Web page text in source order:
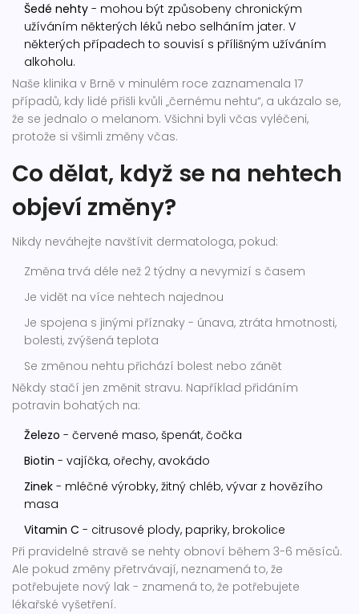
Šedé nehty - mohou být způsobeny chronickým
užíváním některých léků nebo selháním jater. V
některých případech to souvisí s přílišným užíváním
alkoholu.
Naše klinika v Brně v minulém roce zaznamenala 17
případů, kdy lidé přišli kvůli „černému nehtu“, a ukázalo se,
že se jednalo o melanom. Všichni byli včas vyléčeni,
protože si všimli změny včas.
Co dělat, když se na nehtech
objeví změny?
Nikdy neváhejte navštívit dermatologa, pokud:
Změna trvá déle než 2 týdny a nevymizí s časem
Je vidět na více nehtech najednou
Je spojena s jinými příznaky - únava, ztráta hmotnosti,
bolesti, zvýšená teplota
Se změnou nehtu přichází bolest nebo zánět
Někdy stačí jen změnit stravu. Například přidáním
potravin bohatých na:
Železo - červené maso, špenát, čočka
Biotin - vajíčka, ořechy, avokádo
Zinek - mléčné výrobky, žitný chléb, vývar z hovězího
masa
Vitamin C - citrusové plody, papriky, brokolice
Při pravidelné stravě se nehty obnoví během 3-6 měsíců.
Ale pokud změny přetrvávají, neznamená to, že
potřebujete nový lak - znamená to, že potřebujete
lékařské vyšetření.